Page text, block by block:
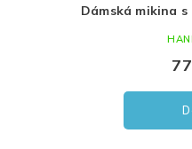
Dámská mikina